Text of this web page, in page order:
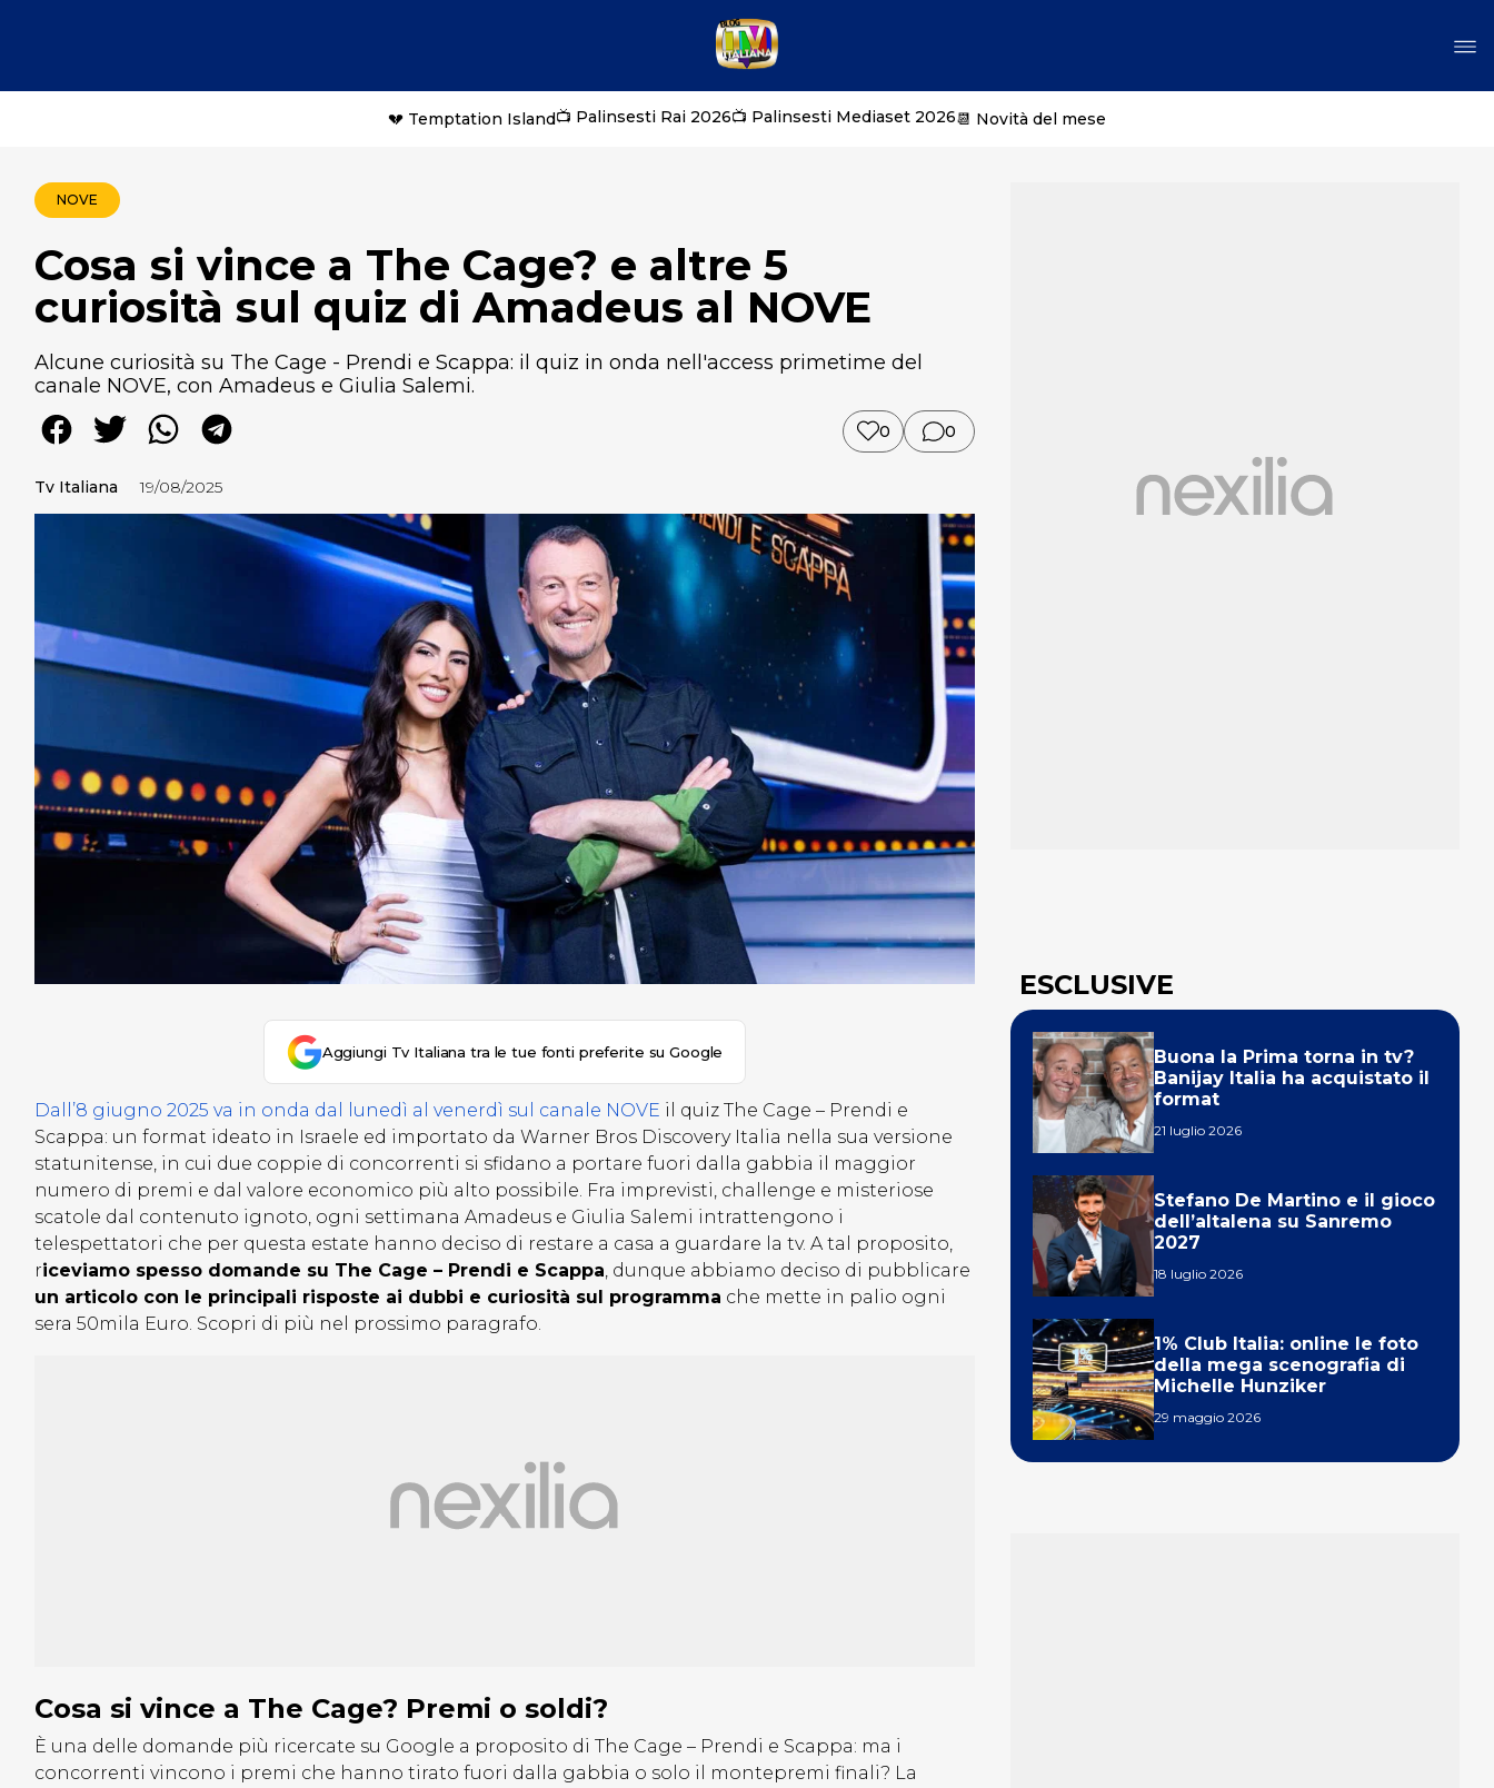
💔 Temptation Island📺 Palinsesti Rai 2026📺 Palinsesti Mediaset 2026📆 Novità del mese
NOVE
Cosa si vince a The Cage? e altre 5
curiosità sul quiz di Amadeus al NOVE
Alcune curiosità su The Cage - Prendi e Scappa: il quiz in onda nell'access primetime del
canale NOVE, con Amadeus e Giulia Salemi.
0 0
Tv Italiana 19/08/2025
Aggiungi Tv Italiana tra le tue fonti preferite su Google
Dall’8 giugno 2025 va in onda dal lunedì al venerdì sul canale NOVE il quiz The Cage – Prendi e
Scappa: un format ideato in Israele ed importato da Warner Bros Discovery Italia nella sua versione
statunitense, in cui due coppie di concorrenti si sfidano a portare fuori dalla gabbia il maggior
numero di premi e dal valore economico più alto possibile. Fra imprevisti, challenge e misteriose
scatole dal contenuto ignoto, ogni settimana Amadeus e Giulia Salemi intrattengono i
telespettatori che per questa estate hanno deciso di restare a casa a guardare la tv. A tal proposito,
riceviamo spesso domande su The Cage – Prendi e Scappa, dunque abbiamo deciso di pubblicare
un articolo con le principali risposte ai dubbi e curiosità sul programma che mette in palio ogni
sera 50mila Euro. Scopri di più nel prossimo paragrafo.
Cosa si vince a The Cage? Premi o soldi?
È una delle domande più ricercate su Google a proposito di The Cage – Prendi e Scappa: ma i
concorrenti vincono i premi che hanno tirato fuori dalla gabbia o solo il montepremi finali? La
ESCLUSIVE
Buona la Prima torna in tv?
Banijay Italia ha acquistato il
format
21 luglio 2026
Stefano De Martino e il gioco
dell’altalena su Sanremo
2027
18 luglio 2026
1% Club Italia: online le foto
della mega scenografia di
Michelle Hunziker
29 maggio 2026